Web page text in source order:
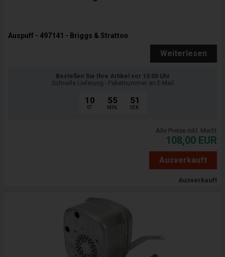
Auspuff - 497141 - Briggs & Stratton
Weiterlesen
Bestellen Sie Ihre Artikel vor 15:00 Uhr
Schnelle Lieferung - Paketnummer an E-Mail
10
ST.
55
MIN.
50
SEK.
Alle Preise inkl. MwSt
108,00 EUR
Ausverkauft
Ausverkauft